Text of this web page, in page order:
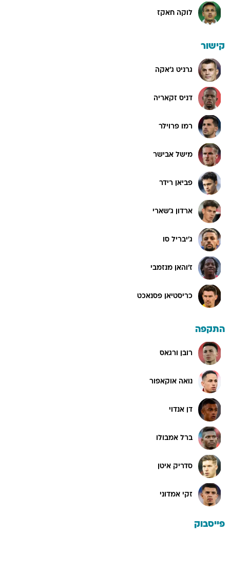
לוקה חאקז
קישור
גרניט ג'אקה
דניס זקאריה
רמו פרוילר
מישל אבישר
פביאן רידר
ארדון ג'שארי
ג'יבריל סו
ז'והאן מנזמבי
כריסטיאן פסנאכט
התקפה
רובן ורגאס
נואה אוקאפור
דן אנדוי
ברל אמבולו
סדריק איטן
זקי אמדוני
פייסבוק